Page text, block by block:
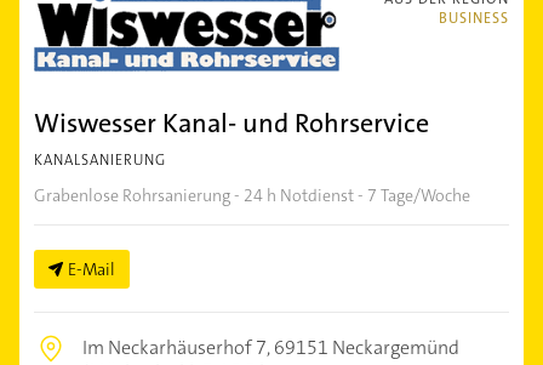
BUSINESS
Wiswesser Kanal- und Rohrservice
KANALSANIERUNG
Grabenlose Rohrsanierung - 24 h Notdienst - 7 Tage/Woche
E-Mail
Im Neckarhäuserhof 7,69151 Neckargemünd